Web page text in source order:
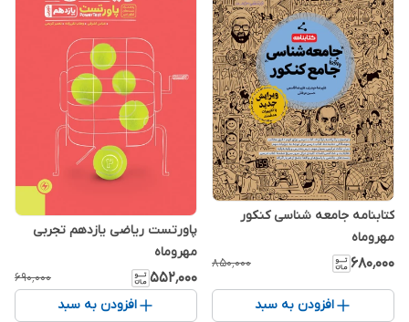
کتابنامه جامعه شناسی کنکور
مهروماه
۶۸۰٬۰۰۰ ۸۵۰٬۰۰۰
افزودن به سبد
پاورتست ریاضی یازدهم تجربی
مهروماه
۵۵۲٬۰۰۰ ۶۹۰٬۰۰۰
افزودن به سبد